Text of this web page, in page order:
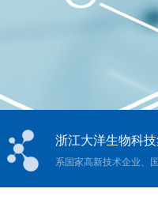
浙江大洋生物科
系国家高新技术企业、